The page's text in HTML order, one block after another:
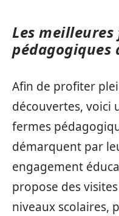
Les meilleures
pédagogiques
Afin de profiter
découvertes, voici
fermes
démarquent par
engagement
propose des
niveaux scolaires,